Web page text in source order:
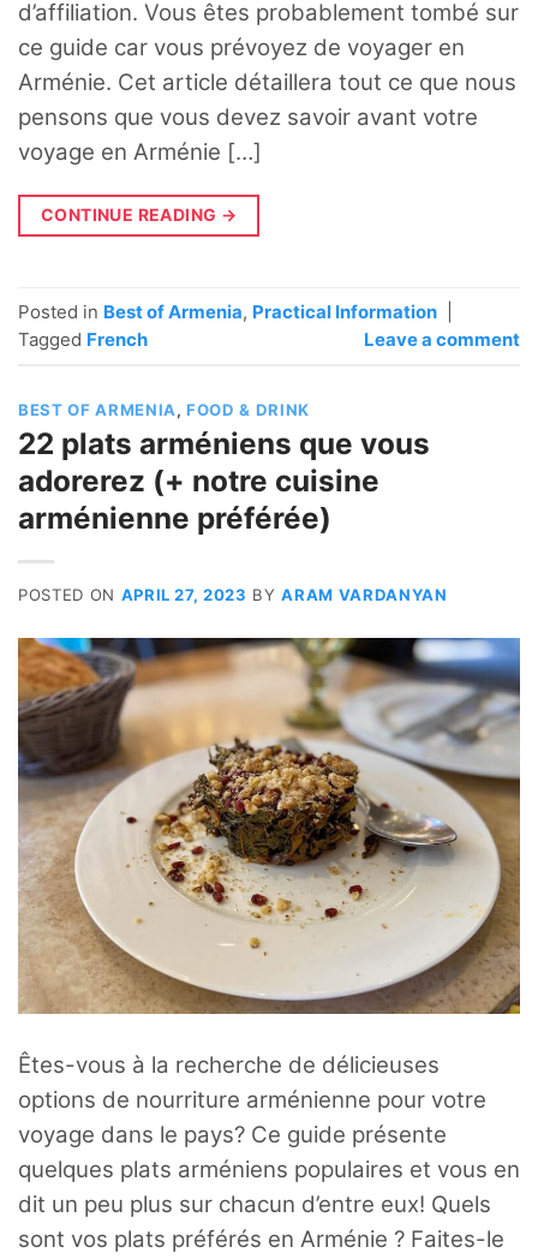
d’affiliation. Vous êtes probablement tombé sur
ce guide car vous prévoyez de voyager en
Arménie. Cet article détaillera tout ce que nous
pensons que vous devez savoir avant votre
voyage en Arménie […]
CONTINUE READING →
Posted in Best of Armenia, Practical Information
Tagged French Leave a comment
BEST OF ARMENIA,FOOD & DRINK
22 plats arméniens que vous
adorerez (+ notre cuisine
arménienne préférée)
POSTED ON APRIL 27, 2023 BYARAM VARDANYAN
Êtes-vous à la recherche de délicieuses
options de nourriture arménienne pour votre
voyage dans le pays? Ce guide présente
quelques plats arméniens populaires et vous en
dit un peu plus sur chacun d’entre eux! Quels
sont vos plats préférés en Arménie ? Faites-le